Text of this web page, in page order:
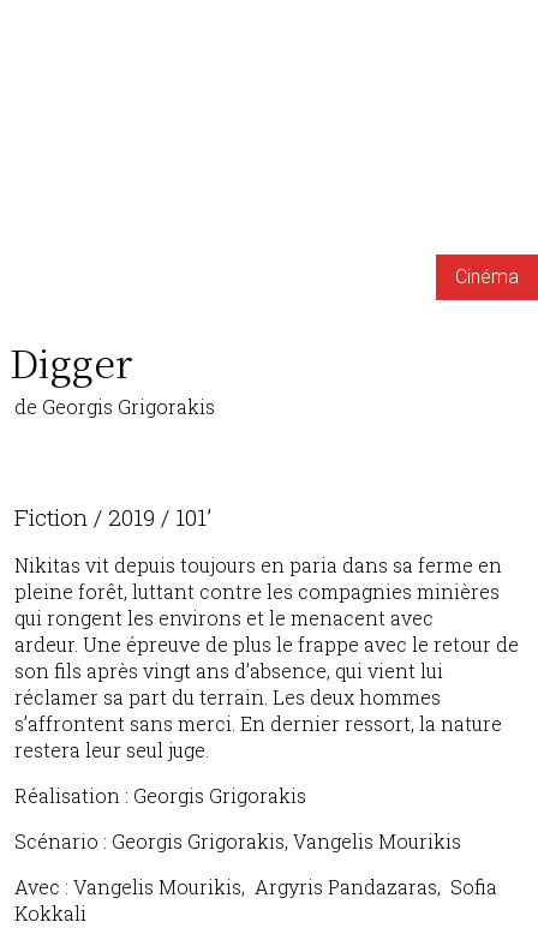
Cinéma
Digger
de Georgis Grigorakis
Fiction / 2019 / 101’
Nikitas vit depuis toujours en paria dans sa ferme en
pleine forêt, luttant contre les compagnies minières
qui rongent les environs et le menacent avec
ardeur. Une épreuve de plus le frappe avec le retour de
son fils après vingt ans d’absence, qui vient lui
réclamer sa part du terrain. Les deux hommes
s’affrontent sans merci. En dernier ressort, la nature
restera leur seul juge.
Réalisation : Georgis Grigorakis
Scénario : Georgis Grigorakis, Vangelis Mourikis
Avec : Vangelis Mourikis, Argyris Pandazaras, Sofia
Kokkali